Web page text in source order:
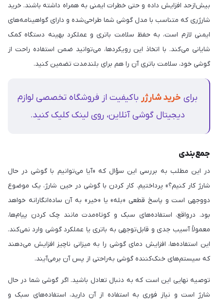
بیش‌ازحد افزایش داده و حتی خطرات ایمنی به همراه داشته باشند. خرید
شارژری که متناسب با مدل گوشی شما طراحی‌شده و دارای گواهینامه‌های
ایمنی لازم است، به حفظ سلامت باتری و عملکرد بهینه‌ دستگاه کمک
شایانی می‌کند. با اتخاذ این رویکردها، می‌توانید ضمن استفاده‌ راحت از
گوشی خود، سلامت باتری آن را هم برای بلندمدت تضمین کنید.
برای خرید شارژر باکیفیت از فروشگاه تخصصی لوازم
دیجیتال گوشی آنلاین، روی لینک کلیک کنید.
جمع‌بندی
در این مطلب به بررسی این سؤال که «آیا می‌توانیم با گوشی در حال
شارژ کار کنیم؟» پرداختیم. کار کردن با گوشی در حین شارژ، یک موضوع
دووجهی است و پاسخ قطعی «بله» یا «خیر» به آن ساده‌انگارانه خواهد
بود. درواقع، استفاده‌های سبک و کوتاه‌مدت مانند چک کردن پیام‌ها،
معمولاً آسیب جدی و قابل‌توجهی به باتری یا عملکرد گوشی وارد نمی‌کند.
این استفاده‌ها، افزایش دمای گوشی را به میزانی ناچیز افزایش می‌دهند
که سیستم‌های خنک‌کننده گوشی به‌راحتی از پس آن برمی‌آیند.
توصیه‌ نهایی این است که به دنبال تعادل باشید. اگر گوشی شما در حال
شارژ است و نیاز فوری به استفاده از آن دارید، استفاده‌های سبک و